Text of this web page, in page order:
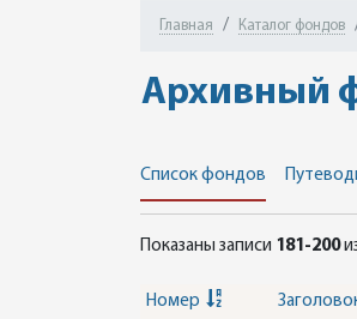
Главная Каталог фондов
Архивный
Список фондов
Показаны записи 181-200
Номер